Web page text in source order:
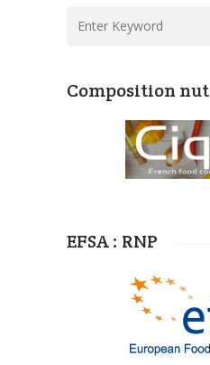
Composition
EFSA : RNP